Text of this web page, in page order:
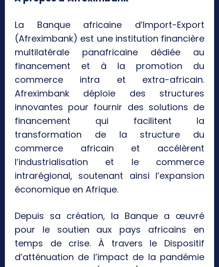
La Banque africaine d’Import-Export
(Afreximbank) est une institution financière
multilatérale panafricaine dédiée au
financement et à la promotion du
commerce intra et extra-africain.
Afreximbank déploie des structures
innovantes pour fournir des solutions de
financement qui facilitent la
transformation de la structure du
commerce africain et accélèrent
l’industrialisation et le commerce
intrarégional, soutenant ainsi l’expansion
économique en Afrique.
Depuis sa création, la Banque a œuvré
pour le soutien aux pays africains en
temps de crise. À travers le Dispositif
d’atténuation de l’impact de la pandémie